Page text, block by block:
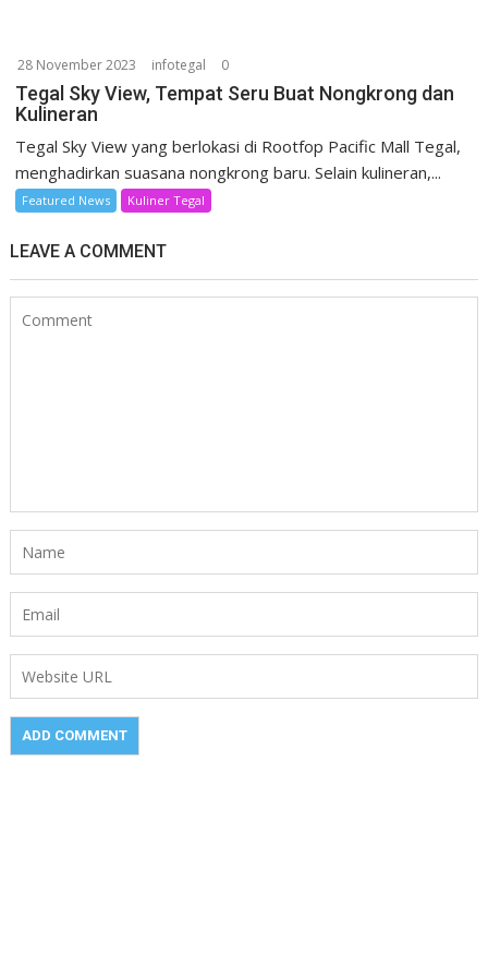
28 November 2023 infotegal 0
Tegal Sky View, Tempat Seru Buat Nongkrong dan
Kulineran
Tegal Sky View yang berlokasi di Rootfop Pacific Mall Tegal,
menghadirkan suasana nongkrong baru. Selain kulineran,...
Featured News Kuliner Tegal
LEAVE A COMMENT